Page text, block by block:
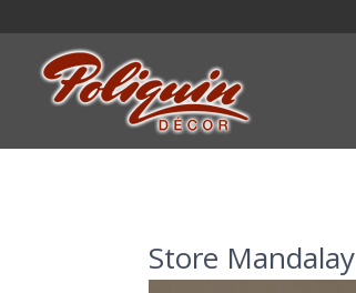
Store Mandalay